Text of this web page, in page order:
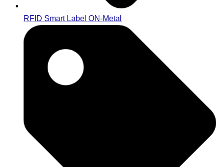
RFID Smart Label ON-Metal